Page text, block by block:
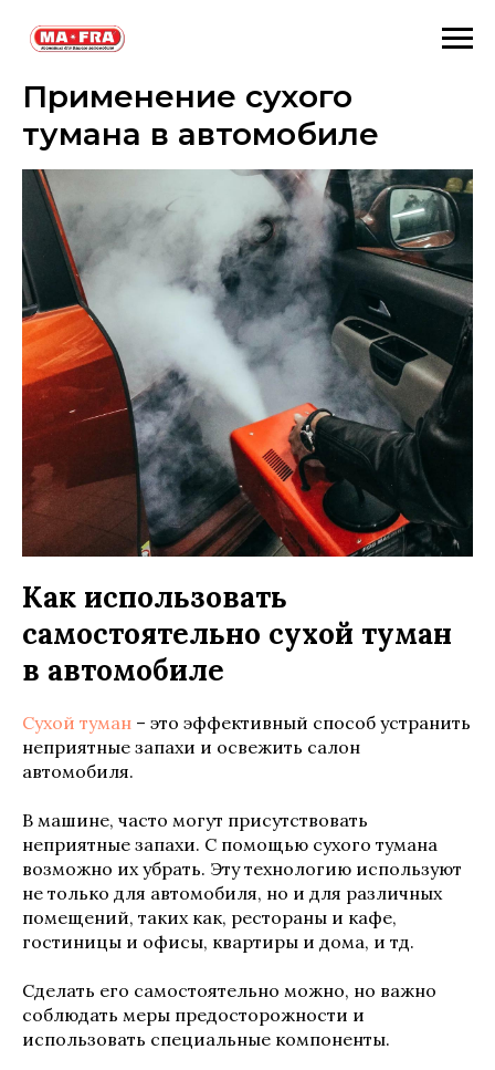
Применение сухого
тумана в автомобиле
Как использовать
самостоятельно сухой туман
в автомобиле
Сухой туман – это эффективный способ устранить
неприятные запахи и освежить салон
автомобиля.
В машине, часто могут присутствовать
неприятные запахи. С помощью сухого тумана
возможно их убрать. Эту технологию используют
не только для автомобиля, но и для различных
помещений, таких как, рестораны и кафе,
гостиницы и офисы, квартиры и дома, и тд.
Сделать его самостоятельно можно, но важно
соблюдать меры предосторожности и
использовать специальные компоненты.